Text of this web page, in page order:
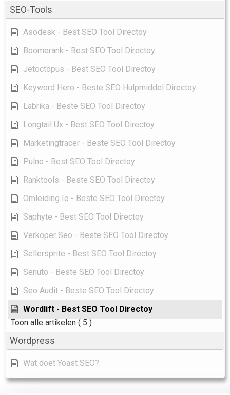
SEO-Tools
Asodesk - Best SEO Tool Directoy
Boomerank - Best SEO Tool Directoy
Jetoctopus - Best SEO Tool Directoy
Keyword Hero - Beste SEO Hulpmiddel Directoy
Labrika - Beste SEO Tool Directoy
Longtail Ux - Best SEO Tool Directoy
Marketingtracer - Beste SEO Tool Directoy
Pulno - Best SEO Tool Directoy
Ranktools - Beste SEO Tool Directoy
Omleiding Io - Beste SEO Tool Directoy
Saphyte - Best SEO Tool Directoy
Verkoper Seo - Beste SEO Tool Directoy
Sellersprite - Best SEO Tool Directoy
Senuto - Beste SEO Tool Directoy
Seo Audit - Beste SEO Tool Directoy
Wordlift - Best SEO Tool Directoy
Toon alle artikelen ( 5 )
Wordpress
Wat doet Yoast SEO?